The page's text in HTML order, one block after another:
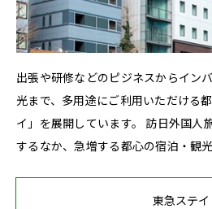
出張や研修などのピジネスからイン
光まで、多用途にご利用いただける
イ」を展開しています。 訪日外国人
するなか、急増する都心の宿泊・観
東急ステイ